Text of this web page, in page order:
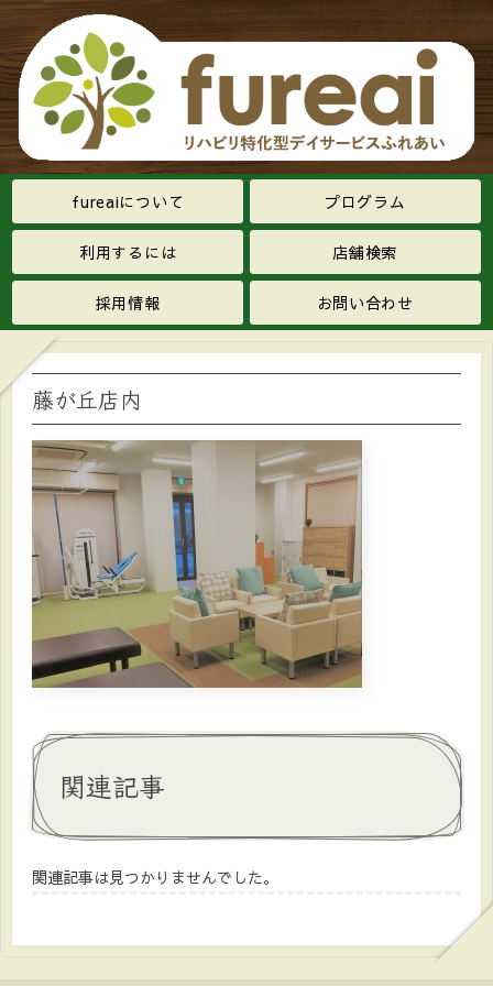
fureaiについて プログラム
利用するには 店舗検索
採用情報 お問い合わせ
藤が丘店内
関連記事
関連記事は見つかりませんでした。